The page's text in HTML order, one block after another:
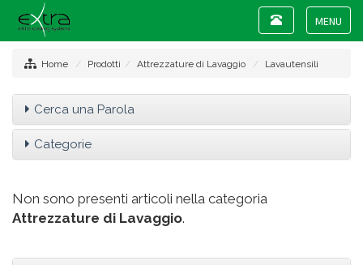
Toggle
Toggle
navigation
Home Prodotti Attrezzature di Lavaggio Lavautensili
Cerca una Parola
Categorie
Non sono presenti articoli nella categoria
Attrezzature di Lavaggio.